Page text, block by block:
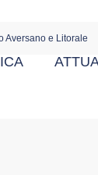
Aversano e Litorale